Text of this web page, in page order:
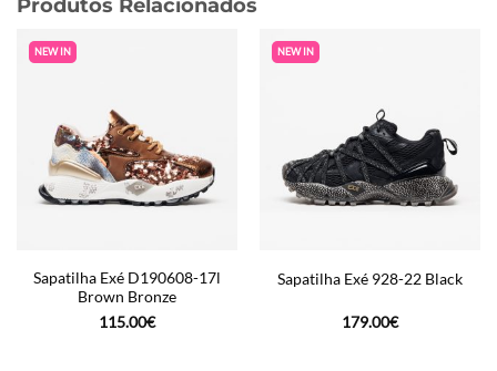
Produtos Relacionados
NEW IN
Sapatilha Exé D190608-17l
Brown Bronze
115.00€
NEW IN
Sapatilha Exé 928-22 Black
179.00€